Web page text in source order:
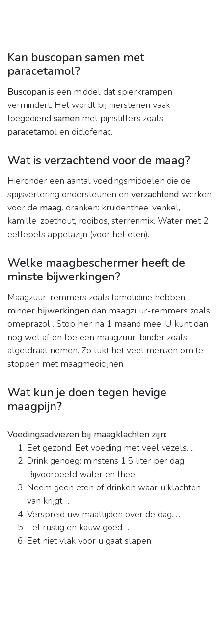
Kan buscopan samen met
paracetamol?
Buscopan is een middel dat spierkrampen
vermindert. Het wordt bij nierstenen vaak
toegediend samen met pijnstillers zoals
paracetamol en diclofenac.
Wat is verzachtend voor de maag?
Hieronder een aantal voedingsmiddelen die de
spijsvertering ondersteunen en verzachtend werken
voor de maag. dranken: kruidenthee: venkel,
kamille, zoethout, rooibos, sterrenmix. Water met 2
eetlepels appelazijn (voor het eten).
Welke maagbeschermer heeft de
minste bijwerkingen?
Maagzuur-remmers zoals famotidine hebben
minder bijwerkingen dan maagzuur-remmers zoals
omeprazol . Stop hier na 1 maand mee. U kunt dan
nog wel af en toe een maagzuur-binder zoals
algeldraat nemen. Zo lukt het veel mensen om te
stoppen met maagmedicijnen.
Wat kun je doen tegen hevige
maagpijn?
Voedingsadviezen bij maagklachten zijn:
Eet gezond. Eet voeding met veel vezels. ...
Drink genoeg: minstens 1,5 liter per dag.
Bijvoorbeeld water en thee.
Neem geen eten of drinken waar u klachten
van krijgt. ...
Verspreid uw maaltijden over de dag. ...
Eet rustig en kauw goed. ...
Eet niet vlak voor u gaat slapen.